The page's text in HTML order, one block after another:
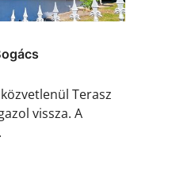
Terasz
vissza. A